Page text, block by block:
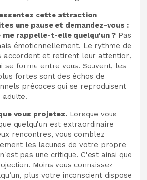
cette attraction
une pause et demandez-vous :
me rappelle-t-elle quelqu'un ? Pas
émotionnellement. Le rythme de
accordent et retirent leur attention,
se forme entre vous. Souvent, les
fortes sont des échos de
précoces qui se reproduisent
adulte.
vous projetez. Lorsque vous
quelqu'un est extraordinaire
rencontres, vous comblez
les lacunes de votre propre
pas une critique. C'est ainsi que
Moins vous connaissez
plus votre inconscient dispose